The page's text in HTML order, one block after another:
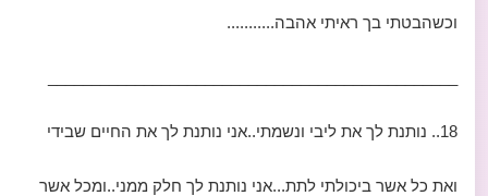
וכשהבטתי בך ראיתי אהבה...........
18.. נותנת לך את ליבי ונשמתי..אני נותנת לך את החיים שבידי
ואת כל אשר ביכולתי לתת...אני נותנת לך חלק ממני..ומכל אשר